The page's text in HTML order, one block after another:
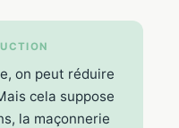
on peut réduire
cela suppose
la maçonnerie